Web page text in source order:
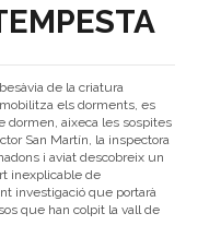
de la criatura
els dorments, es
dormen, aixeca les sospites
San Martín, la inspectora
i aviat descobreix un
inexplicable de
investigació que portarà
que han colpit la vall de